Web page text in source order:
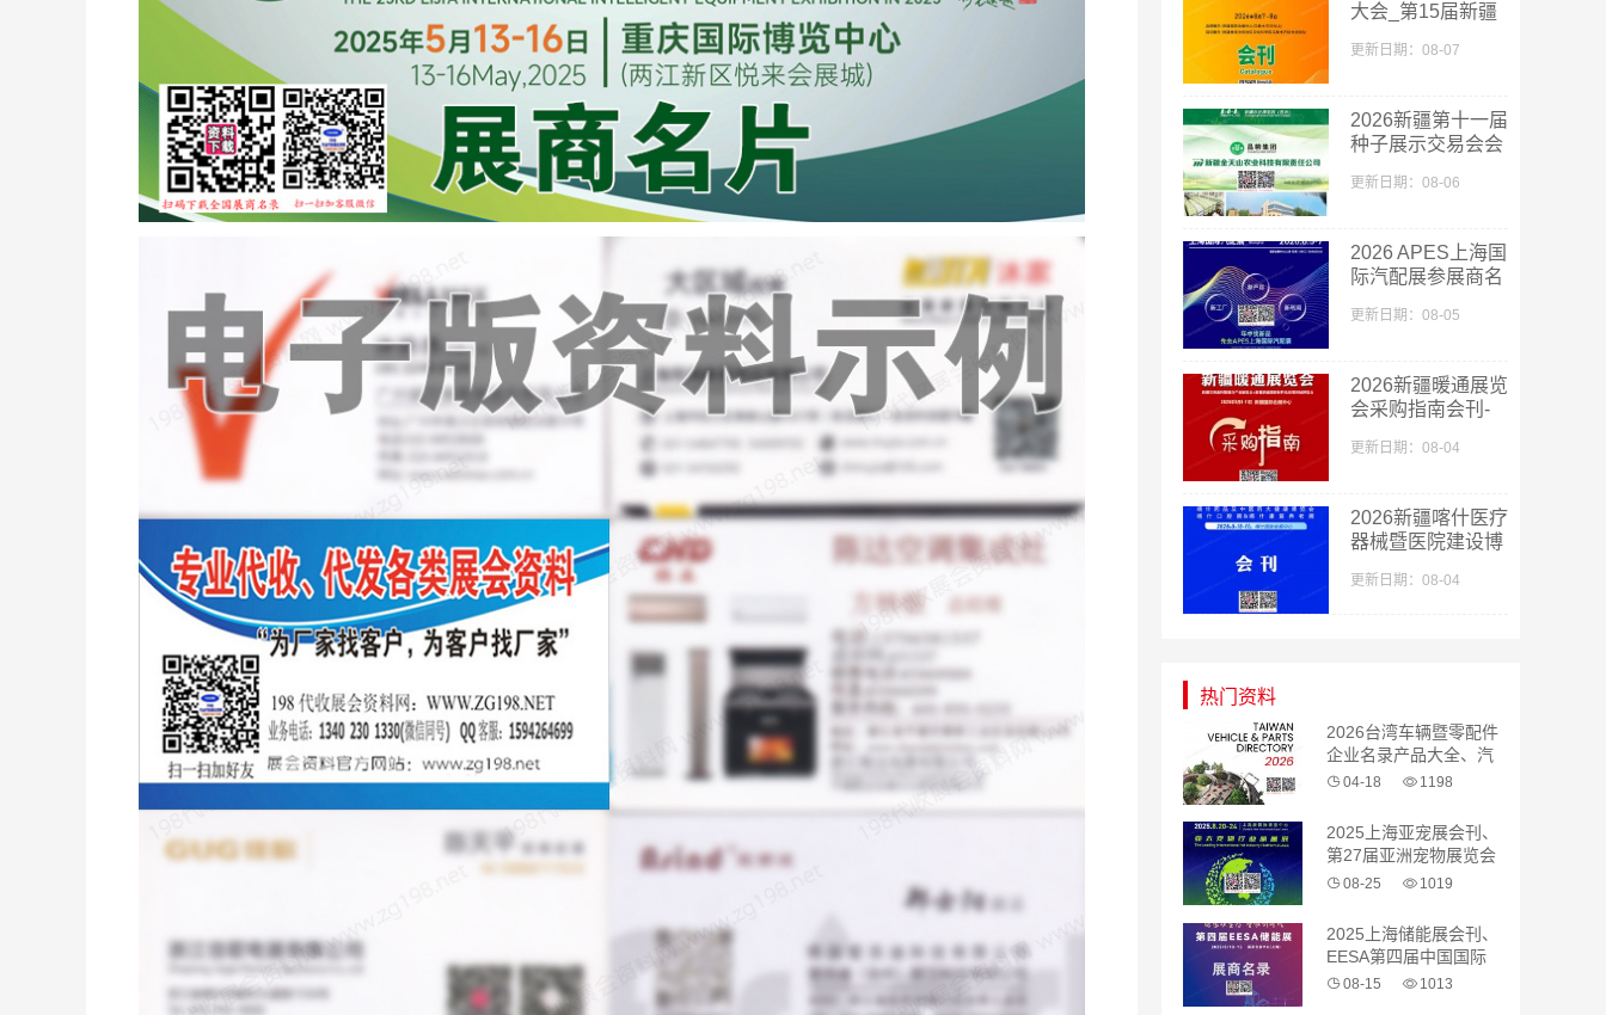
大会_第15届新疆
刊
更新日期：08-07
2026新疆第十一届
种子展示交易会会
展商名录
更新日期：08-06
2026 APES上海国
际汽配展参展商名
更新日期：08-05
2026新疆暖通展览
会采购指南会刊-
更新日期：08-04
2026新疆喀什医疗
器械暨医院建设博
中医药大健康博览
更新日期：08-04
热门资料
2026台湾车辆暨零配件
企业名录产品大全、汽
配 汽车零部件
04-18 1198
2025上海亚宠展会刊、
第27届亚洲宠物展览会
参展商名录
08-25 1019
2025上海储能展会刊、
EESA第四届中国国际
储能展览会参展商名录
08-15 1013